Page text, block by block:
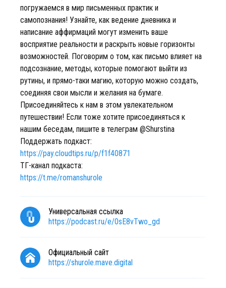
погружаемся в мир письменных практик и
самопознания! Узнайте, как ведение дневника и
написание аффирмаций могут изменить ваше
восприятие реальности и раскрыть новые горизонты
возможностей. Поговорим о том, как письмо влияет на
подсознание, методы, которые помогают выйти из
рутины, и прямо-таки магию, которую можно создать,
соединяя свои мысли и желания на бумаге.
Присоединяйтесь к нам в этом увлекательном
путешествии! Если тоже хотите присоединяться к
нашим беседам, пишите в телеграм @Shurstina
Поддержать подкаст:
https://pay.cloudtips.ru/p/f1f40871
ТГ-канал подкаста:
https://t.me/romanshurole
Универсальная ссылка
https://podcast.ru/e/0sE8vTwo_gd
Официальный сайт
https://shurole.mave.digital